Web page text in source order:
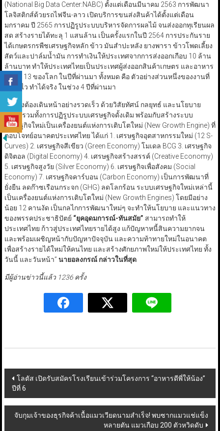
(National Big Data Center:NABC) ตั้งแต่เดือนมีนาคม 2563 การพัฒนา
โลจิสติกส์ด้วยรถไฟจีน-ลาว เปิดบริการขนส่งสินค้าได้ตั้งแต่เดือน
มกราคม ปี 2565 การปฏิรูประบบบริหารจัดการผลไม้ จนส่งออกทุเรียนผล
สด สร้างรายได้ทะลุ 1 แสนล้าน เป็นครั้งแรกในปี 2564 การประกันราย
ได้เกษตรกรพืชเศรษฐกิจหลัก ข้าว มันสำปะหลัง ยางพารา ข้าวโพดเลี้ยง
สัตว์และปาล์มน้ำมัน การทำเงินให้ประเทศจากการส่งออกเกือบ 10 ล้าน
ล้านบาท ทำให้ประเทศไทยเป็นประเทศผู้ส่งออกสินค้าเกษตร และอาหาร
อันดับ 13 ของโลก ในปีที่ผ่านมา ทั้งหมด คือ ตัวอย่างส่วนหนึ่งของงานที่
ทำได้ไว ทำได้จริง ในช่วง 4 ปีที่ผ่านมา
“เรายังต้องเดินหน้าอย่างรวดเร็ว ด้วยวิสัยทัศน์ กลยุทธ์ และนโยบาย
ใหม่ๆ รวมทั้งการปฏิรูประบบเศรษฐกิจดั้งเดิม พร้อมกับสร้างระบบ
เศรษฐกิจใหม่เป็นเครื่องยนต์แห่งการเติบโตใหม่ (New Growth Engine) ที่
ตอบโจทย์อนาคตประเทศไทย ได้แก่ 1. เศรษฐกิจอุตสาหกรรมใหม่ (12 S-
Curves) 2. เศรษฐกิจสีเขียว (Green Economy) โมเดล BCG 3. เศรษฐกิจ
ดิจิตอล (Digital Economy) 4. เศรษฐกิจสร้างสรรค์ (Creative Economy)
5. เศรษฐกิจสูงวัย (Silver Economy) 6. เศรษฐกิจเพื่อสังคม (Social
Economy) 7. เศรษฐกิจคาร์บอน (Carbon Economy) เป็นการพัฒนาที่
ยั่งยืน ลดก๊าซเรือนกระจก (GHG) ลดโลกร้อน ระบบเศรษฐกิจใหม่เหล่านี้
เป็นเครื่องยนต์แห่งการเติบโตใหม่ (New Growth Engines) โดยมีอย่าง
น้อย 12 คานงัด เป็นกลไกการพัฒนาใหม่ๆ จะทำให้นโยบาย และแนวทาง
ของพรรคประชาธิปัตย์ “ยุคอุดมการณ์-ทันสมัย” สามารถทำให้
ประเทศไทย ก้าวสู่ประเทศไทยรายได้สูง แก้ปัญหาหนี้สินความยากจน
และพร้อมเผชิญหน้ากับปัญหาปัจจุบัน และความท้าทายใหม่ในอนาคต
เพื่อสร้างรายได้ใหม่ให้คนไทย และสร้างศักยภาพใหม่ให้ประเทศไทย ทั้ง
วันนี้ และวันหน้า” นายอลงกรณ์ กล่าวในที่สุด
มีผู้อ่านข่าวนี้แล้ว 1236 ครั้ง
Post
navigation
โลตัส เปิดรับสมัครโรงเรียนเข้าร่วมโครงการ “อาหารดีพี่ให้น้อง”
ปีที่ 6
จับกุมเจ้าของธุรกิจค้าเนื้อแมวเวียดนามสำเร็จ! พบซากแมวแช่แข็ง
หลายตัน แมวเกือบ 200 ตัวหวิดดับ